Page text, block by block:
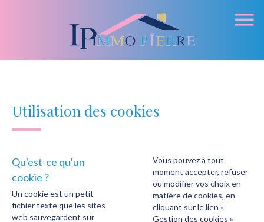
Utilisation des cookies
Qu'est-ce qu'un
cookie ?
Un cookie est un petit
fichier texte que les sites
web sauvegardent sur
Vous pouvez à tout
moment accepter, refuser
ou modifier vos choix en
matière de cookies, en
cliquant sur le lien «
Gestion des cookies »